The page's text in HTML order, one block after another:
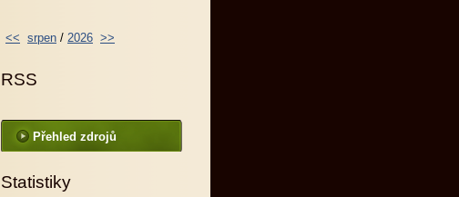
<< srpen / 2026 >>
RSS
Přehled zdrojů
Statistiky